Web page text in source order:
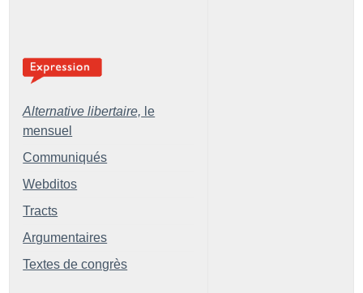
Alternative libertaire, le
mensuel
Communiqués
Webditos
Tracts
Argumentaires
Textes de congrès